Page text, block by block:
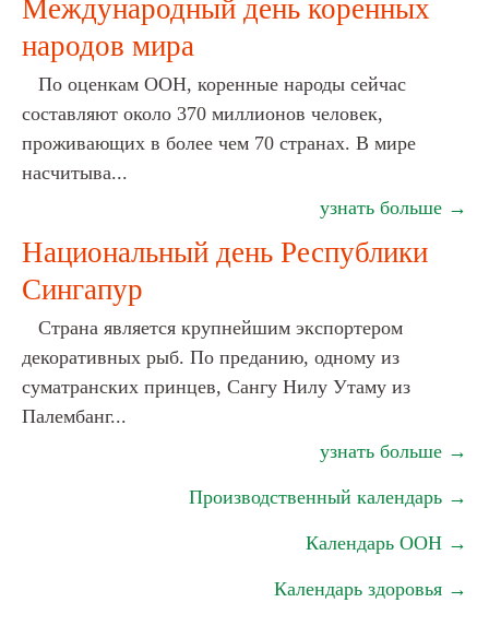
Международный день коренных
народов мира
По оценкам ООН, коренные народы сейчас
составляют около 370 миллионов человек,
проживающих в более чем 70 странах. В мире
насчитыва...
узнать больше →
Национальный день Республики
Сингапур
Страна является крупнейшим экспортером
декоративных рыб. По преданию, одному из
суматранских принцев, Сангу Нилу Утаму из
Палембанг...
узнать больше →
Производственный календарь →
Календарь ООН →
Календарь здоровья →